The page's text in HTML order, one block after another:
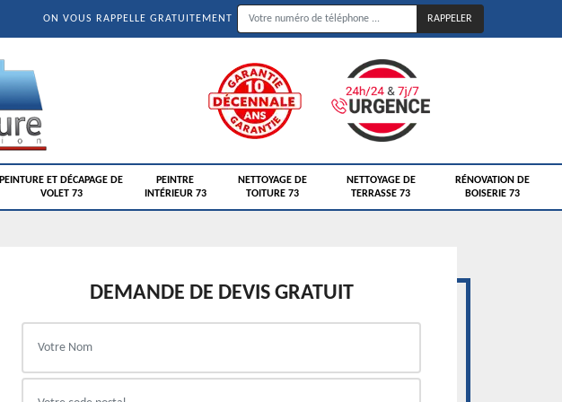
ON VOUS RAPPELLE GRATUITEMENT
PEINTURE ET DÉCAPAGE DE
VOLET 73
PEINTRE
INTÉRIEUR 73
NETTOYAGE DE
TOITURE 73
NETTOYAGE DE
TERRASSE 73
RÉNOVATION DE
BOISERIE 73
DEMANDE DE DEVIS GRATUIT